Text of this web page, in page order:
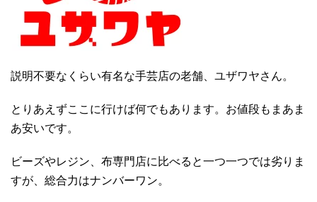
説明不要なくらい有名な手芸店の老舗、ユザワヤさん。
とりあえずここに行けば何でもあります。お値段もまあま
あ安いです。
ビーズやレジン、布専門店に比べると一つ一つでは劣りま
すが、総合力はナンバーワン。